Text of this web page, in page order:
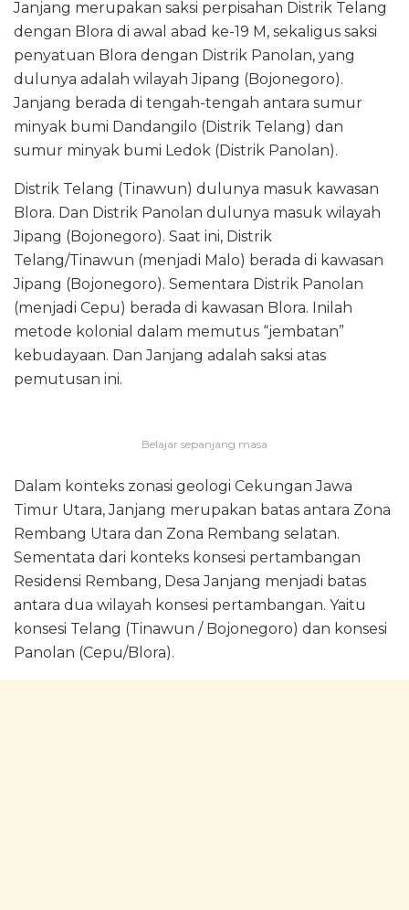
Janjang merupakan saksi perpisahan Distrik Telang
dengan Blora di awal abad ke-19 M, sekaligus saksi
penyatuan Blora dengan Distrik Panolan, yang
dulunya adalah wilayah Jipang (Bojonegoro).
Janjang berada di tengah-tengah antara sumur
minyak bumi Dandangilo (Distrik Telang) dan
sumur minyak bumi Ledok (Distrik Panolan).
Distrik Telang (Tinawun) dulunya masuk kawasan
Blora. Dan Distrik Panolan dulunya masuk wilayah
Jipang (Bojonegoro). Saat ini, Distrik
Telang/Tinawun (menjadi Malo) berada di kawasan
Jipang (Bojonegoro). Sementara Distrik Panolan
(menjadi Cepu) berada di kawasan Blora. Inilah
metode kolonial dalam memutus “jembatan”
kebudayaan. Dan Janjang adalah saksi atas
pemutusan ini.
Belajar sepanjang masa
Dalam konteks zonasi geologi Cekungan Jawa
Timur Utara, Janjang merupakan batas antara Zona
Rembang Utara dan Zona Rembang selatan.
Sementata dari konteks konsesi pertambangan
Residensi Rembang, Desa Janjang menjadi batas
antara dua wilayah konsesi pertambangan. Yaitu
konsesi Telang (Tinawun / Bojonegoro) dan konsesi
Panolan (Cepu/Blora).